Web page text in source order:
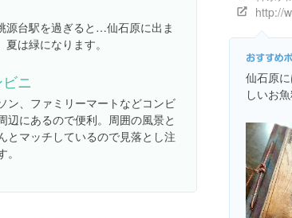
源台駅を過ぎると…仙石原に出ま
は緑になります。
ニ
ン、ファミリーマートなどコンビ
辺にあるので便利。周囲の風景と
とマッチしているので見落とし注
仙石原
しいお